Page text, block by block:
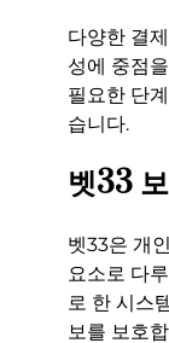
다양한 결
성에 중점
필요한 단
습니다.
벳33
벳33은 개
요소로 다
로 한 시스
보를 보호